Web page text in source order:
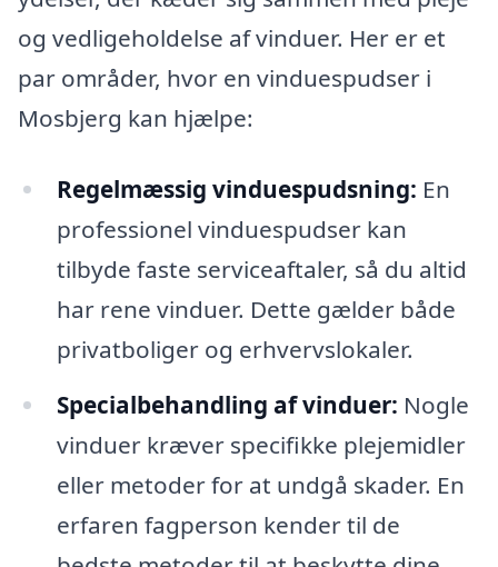
og vedligeholdelse af vinduer. Her er et
par områder, hvor en vinduespudser i
Mosbjerg kan hjælpe:
Regelmæssig vinduespudsning: En
professionel vinduespudser kan
tilbyde faste serviceaftaler, så du altid
har rene vinduer. Dette gælder både
privatboliger og erhvervslokaler.
Specialbehandling af vinduer: Nogle
vinduer kræver specifikke plejemidler
eller metoder for at undgå skader. En
erfaren fagperson kender til de